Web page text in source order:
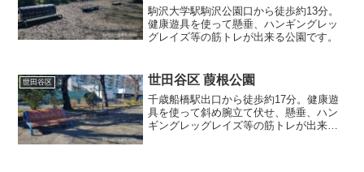
駒沢大学駅駒沢公園口から徒歩約13分。
健康遊具を使って懸垂、ハンギングレッ
グレイズ等の筋トレが出来る公園です。
世田谷区 世田谷区 葭根公園
千歳船橋駅出口から徒歩約17分。健康遊
具を使って斜め腕立て伏せ、懸垂、ハン
ギングレッグレイズ等の筋トレが出来る